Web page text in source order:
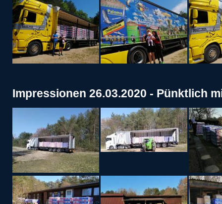
Impressionen 26.03.2020 - Pünktlich